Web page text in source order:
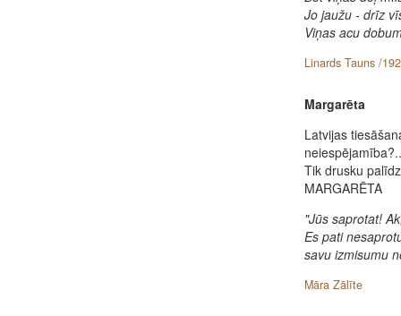
Jo jaužu - drīz
Viņas acu
Linards Tauns /
Margarēta
Latvijas
Tik drusku
MARGARĒTA
"Jūs saprotat!
Es pati
savu izmisumu
Māra Zālīte